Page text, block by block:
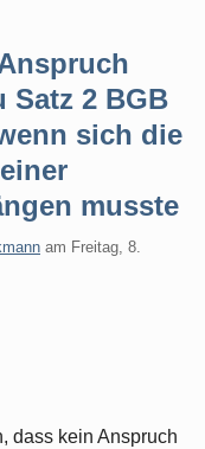
Satz 2 BGB
sich die
musste
am Freitag, 8.
dass kein Anspruch